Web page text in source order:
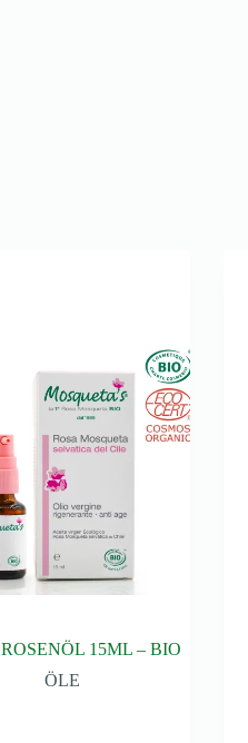
15ML – BIO
ÖLE